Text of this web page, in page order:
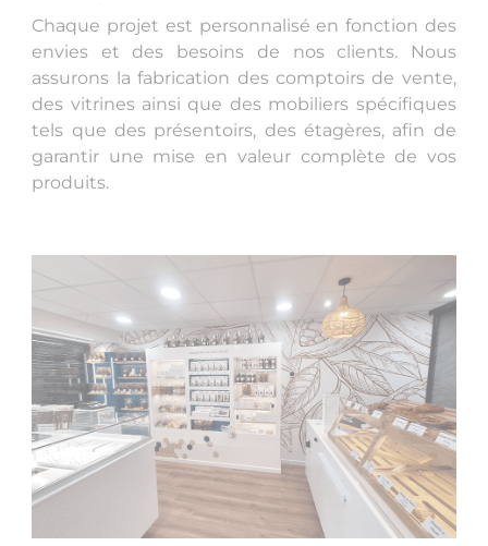
Chaque projet est personnalisé en fonction des
envies et des besoins de nos clients. Nous
assurons la fabrication des comptoirs de vente,
des vitrines ainsi que des mobiliers spécifiques
tels que des présentoirs, des étagères, afin de
garantir une mise en valeur complète de vos
produits.